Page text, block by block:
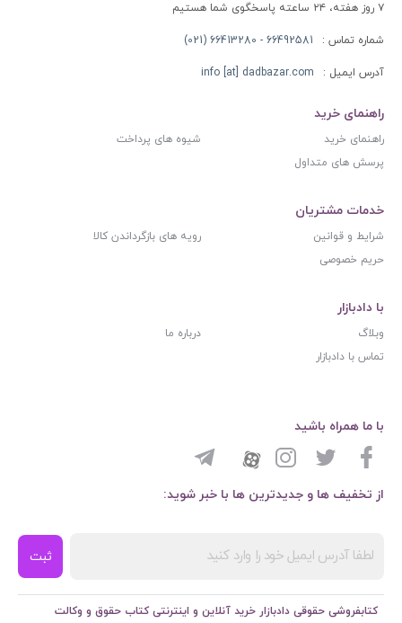
۷ روز هفته، ۲۴ ساعته پاسخگوی شما هستیم
شماره تماس : 66492581 - 66413280 (021)
آدرس ایمیل : info [at] dadbazar.com
راهنمای خرید
راهنمای خرید
شیوه های پرداخت
پرسش های متداول
خدمات مشتریان
شرایط و قوانین
رویه های بازگرداندن کالا
حریم خصوصی
با دادبازار
وبلاگ
درباره ما
تماس با دادبازار
از تخفیف ها و جدیدترین ها با خبر شوید:
ثبت
با ما همراه باشید
کتابفروشی حقوقی دادبازار خرید آنلاین و اینترنتی کتاب حقوق و وکالت